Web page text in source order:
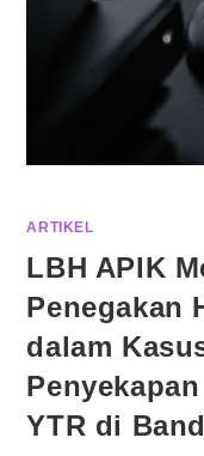
ARTIKEL
LBH APIK
Penegakan
dalam
YTR di